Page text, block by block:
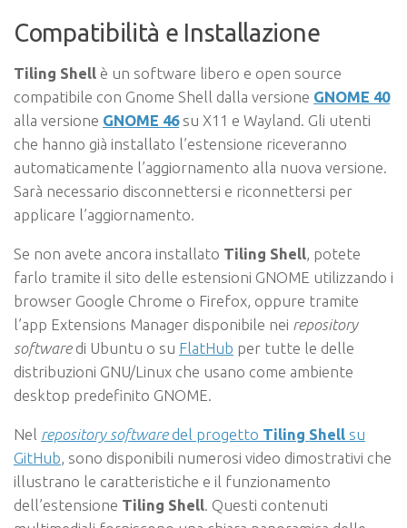
Compatibilità e Installazione
Tiling Shell è un software libero e open source
compatibile con Gnome Shell dalla versione GNOME 40
alla versione GNOME 46su X11 e Wayland. Gli utenti
che hanno già installato l’estensione riceveranno
automaticamente l’aggiornamento alla nuova versione.
Sarà necessario disconnettersi e riconnettersi per
applicare l’aggiornamento.
Se non avete ancora installato Tiling Shell, potete
farlo tramite il sito delle estensioni GNOME utilizzando i
browser Google Chrome o Firefox, oppure tramite
l’app Extensions Manager disponibile nei repository
softwaredi Ubuntu o su FlatHub per tutte le delle
distribuzioni GNU/Linux che usano come ambiente
desktop predefinito GNOME.
Nel repository softwaredel progetto Tiling Shell su
GitHub , sono disponibili numerosi video dimostrativi che
illustrano le caratteristiche e il funzionamento
dell’estensione Tiling Shell . Questi contenuti